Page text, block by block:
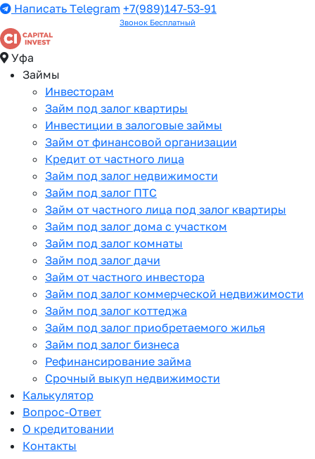
Написать Telegram +7(989)147-53-91
Звонок Бесплатный
Уфа
Займы
Инвесторам
Займ под залог квартиры
Инвестиции в залоговые займы
Займ от финансовой организации
Кредит от частного лица
Займ под залог недвижимости
Займ под залог ПТС
Займ от частного лица под залог квартиры
Займ под залог дома с участком
Займ под залог комнаты
Займ под залог дачи
Займ от частного инвестора
Займ под залог коммерческой недвижимости
Займ под залог коттеджа
Займ под залог приобретаемого жилья
Займ под залог бизнеса
Рефинансирование займа
Срочный выкуп недвижимости
Калькулятор
Вопрос-Ответ
О кредитовании
Контакты